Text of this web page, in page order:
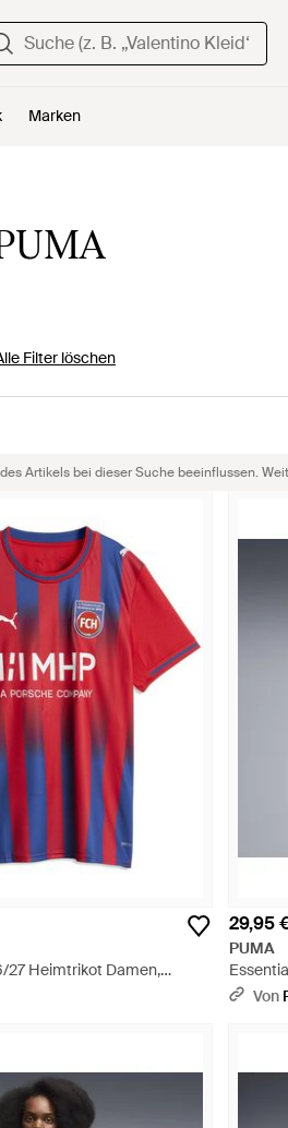
Marken
Filter löschen
Artikels bei dieser Suche beeinflussen.
27 Heimtrikot Damen,
29,95
PUMA
Von